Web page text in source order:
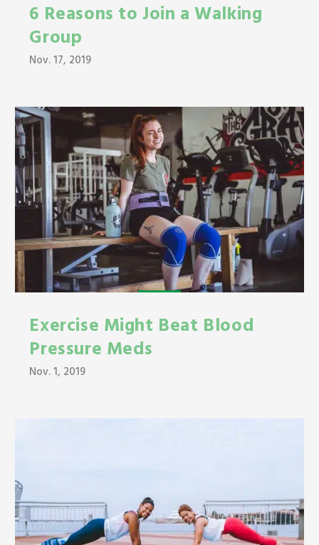
6 Reasons to Join a Walking
Group
Nov. 17, 2019
Exercise Might Beat Blood
Pressure Meds
Nov. 1, 2019